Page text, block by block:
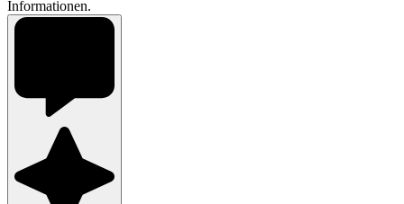
Informationen.